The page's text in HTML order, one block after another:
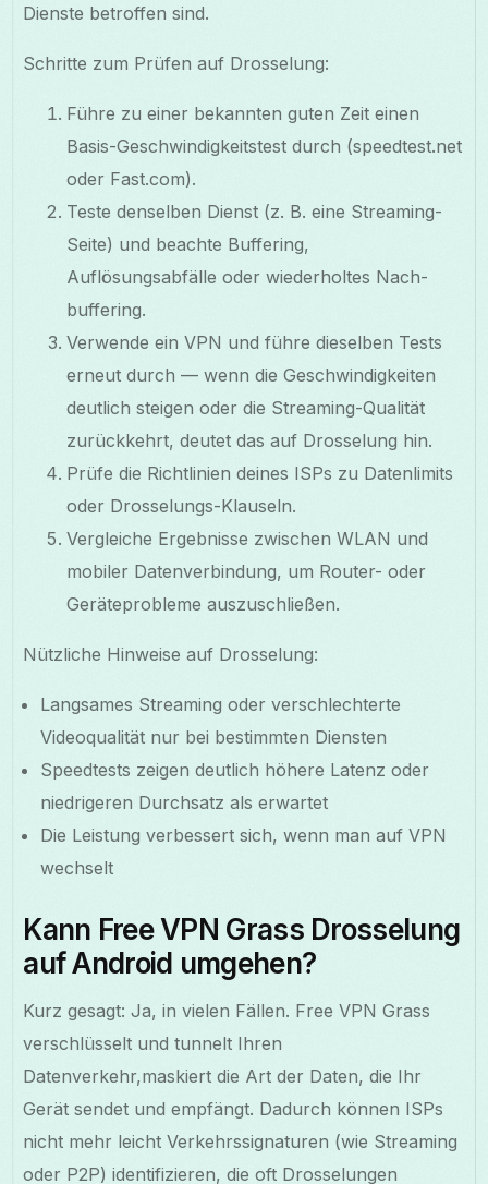
Dienste betroffen sind.
Schritte zum Prüfen auf Drosselung:
Führe zu einer bekannten guten Zeit einen
Basis-Geschwindigkeitstest durch (speedtest.net
oder Fast.com).
Teste denselben Dienst (z. B. eine Streaming-
Seite) und beachte Buffering,
Auflösungsabfälle oder wiederholtes Nach-
buffering.
Verwende ein VPN und führe dieselben Tests
erneut durch — wenn die Geschwindigkeiten
deutlich steigen oder die Streaming-Qualität
zurückkehrt, deutet das auf Drosselung hin.
Prüfe die Richtlinien deines ISPs zu Datenlimits
oder Drosselungs-Klauseln.
Vergleiche Ergebnisse zwischen WLAN und
mobiler Datenverbindung, um Router- oder
Geräteprobleme auszuschließen.
Nützliche Hinweise auf Drosselung:
Langsames Streaming oder verschlechterte
Videoqualität nur bei bestimmten Diensten
Speedtests zeigen deutlich höhere Latenz oder
niedrigeren Durchsatz als erwartet
Die Leistung verbessert sich, wenn man auf VPN
wechselt
Kann Free VPN Grass Drosselung
auf Android umgehen?
Kurz gesagt: Ja, in vielen Fällen. Free VPN Grass
verschlüsselt und tunnelt Ihren
Datenverkehr,maskiert die Art der Daten, die Ihr
Gerät sendet und empfängt. Dadurch können ISPs
nicht mehr leicht Verkehrssignaturen (wie Streaming
oder P2P) identifizieren, die oft Drosselungen